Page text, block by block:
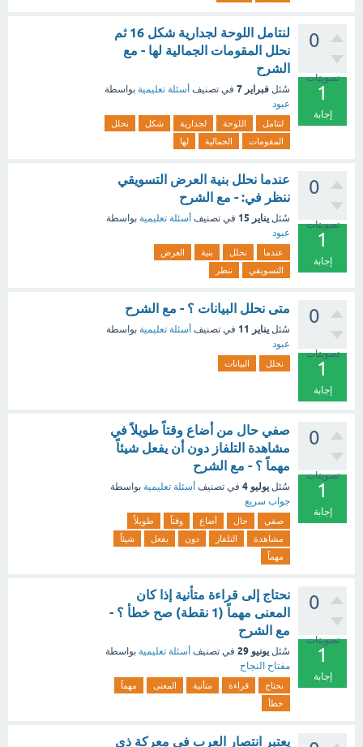
0
تصويتات
1
إجابة
لنتامل اللوحة لجدارية شكل 16 ثم
نحلل المقومات الجمالية لها - مع
الشرح
سُئل فبراير 7 في تصنيف أسئلة تعليمية بواسطة
عبود
لنتامل اللوحة لجدارية شكل
نحلل
المقومات
الجمالية لها
0
تصويتات
1
إجابة
عندما نحلل بنية العرض التسويقي
ننظر في: - مع الشرح
سُئل يناير 15 في تصنيف أسئلة تعليمية بواسطة
عبود
عندما نحلل بنية
العرض
التسويقي
ننظر
0
تصويتات
1
إجابة
متى نحلل البيانات ؟ - مع الشرح
سُئل يناير 11 في تصنيف أسئلة تعليمية بواسطة
عبود
نحلل البيانات
0
تصويتات
1
إجابة
صفي حال من أضاع وقتاً طويلاً في
مشاهدة التلفاز دون أن يفعل شيئاً
مهماً ؟ - مع الشرح
سُئل يوليو 4 في تصنيف أسئلة تعليمية بواسطة
جواب سريع
صفي حال أضاع وقتاً
طويلاً
مشاهدة
التلفاز دون يفعل
شيئاً
مهماً
0
تصويتات
1
إجابة
نحتاج إلى قراءة متأنية إذا كان
المعنى مهماً (1 نقطة) صح خطأ ؟ -
مع الشرح
سُئل يونيو 29 في تصنيف أسئلة تعليمية بواسطة
مفتاح النجاح
نحتاج قراءة متأنية المعنى
مهماً
خطأ
يعتبر انتصار العرب في معركة ذي